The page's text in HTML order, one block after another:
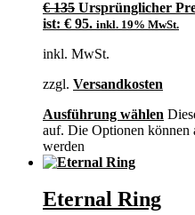
€135 Ursprünglicher
ist: € 95. inkl. 19% MwSt.
inkl. MwSt.
zzgl. Versandkosten
Ausführung wählen
auf. Die Optionen können
werden
Eternal Ring